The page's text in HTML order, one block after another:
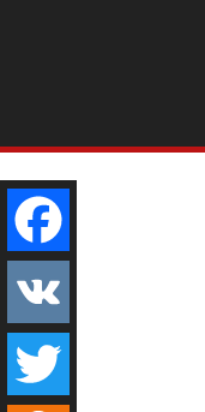
Facebook
VK